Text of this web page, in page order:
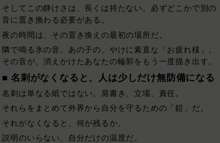
そしてこの静けさは、長くは持たない。必ずどこかで別の
音に置き換わる必要がある。
夜の時間は、その置き換えの最初の場所だ。
隣で鳴る氷の音。あの子の、やけに素直な「お疲れ様」。
その音が、消えかけたあなたの輪郭をもう一度描き出す。
■ 名刺がなくなると、人は少しだけ無防備になる
名刺は単なる紙ではない。肩書き、立場、責任。
それらをまとめて外界から自分を守るための「鎧」だ。
それがなくなると、何が残るか。
説明のいらない、自分だけの温度だ。